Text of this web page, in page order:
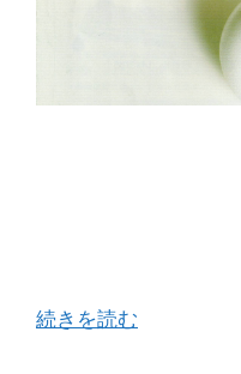
続きを読む